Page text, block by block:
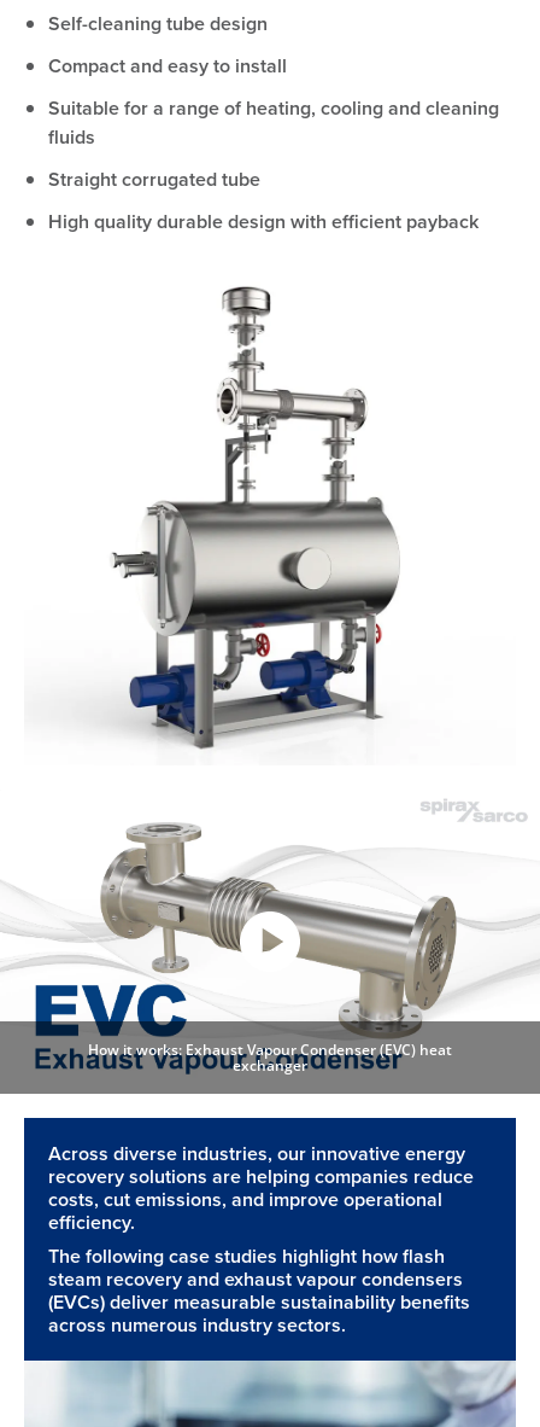
Self-cleaning tube design
Compact and easy to install
Suitable for a range of heating, cooling and cleaning
fluids
Straight corrugated tube
High quality durable design with efficient payback
How it works: Exhaust Vapour Condenser (EVC) heat
exchanger
Across diverse industries, our innovative energy
recovery solutions are helping companies reduce
costs, cut emissions, and improve operational
efficiency.
The following case studies highlight how flash
steam recovery and exhaust vapour condensers
(EVCs) deliver measurable sustainability benefits
across numerous industry sectors.